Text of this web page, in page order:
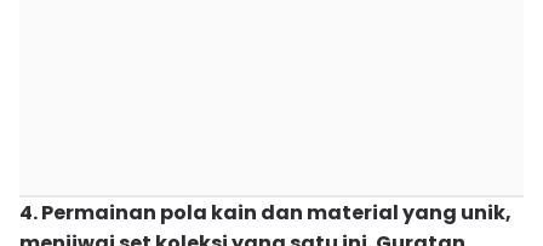
4. Permainan pola kain dan material yang unik,